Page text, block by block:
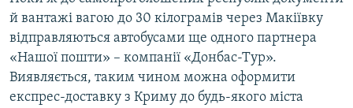
й вантажі вагою до 30 кілограмів через Макіївку
відправляються автобусами ще одного партнера
«Нашої пошти» – компанії «Донбас-Тур».
Виявляється, таким чином можна оформити
експрес-доставку з Криму до будь-якого міста